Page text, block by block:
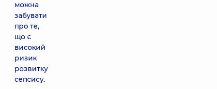
можна
забувати
про те,
що є
високий
ризик
розвитку
сепсису.